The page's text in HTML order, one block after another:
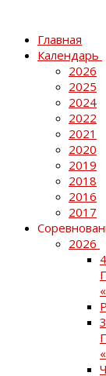
Главная
Календарь
2026
2025
2024
2022
2021
2020
2019
2018
2016
2017
2026